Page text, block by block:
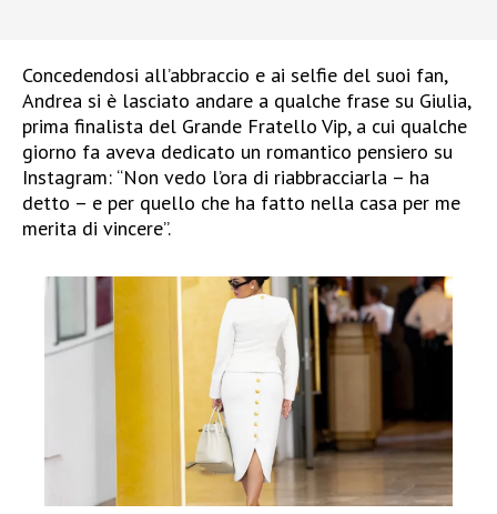
Concedendosi all’abbraccio e ai selfie del suoi fan,
Andrea si è lasciato andare a qualche frase su Giulia,
prima finalista del Grande Fratello Vip, a cui qualche
giorno fa aveva dedicato un romantico pensiero su
Instagram: “Non vedo l’ora di riabbracciarla – ha
detto – e per quello che ha fatto nella casa per me
merita di vincere”.